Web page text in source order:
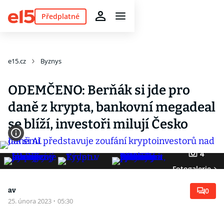
Předplatné
e15.cz Byznys
ODEMČENO: Berňák si jde pro
daně z krypta, bankovní megadeal
se blíží, investoři milují Česko
4
Fotogalerie
av
25. února 2023 · 05:30
0